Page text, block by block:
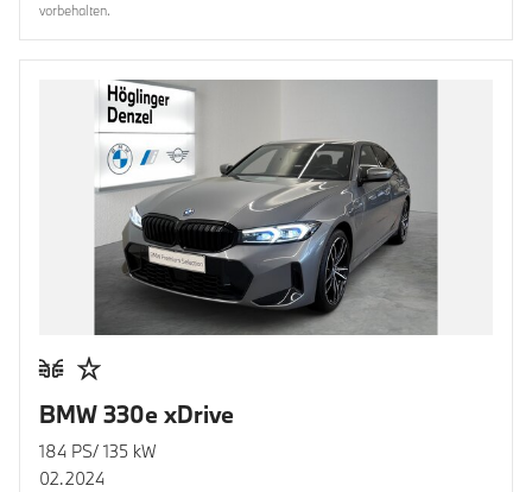
vorbehalten.
BMW 330e xDrive
184 PS/ 135 kW
02.2024